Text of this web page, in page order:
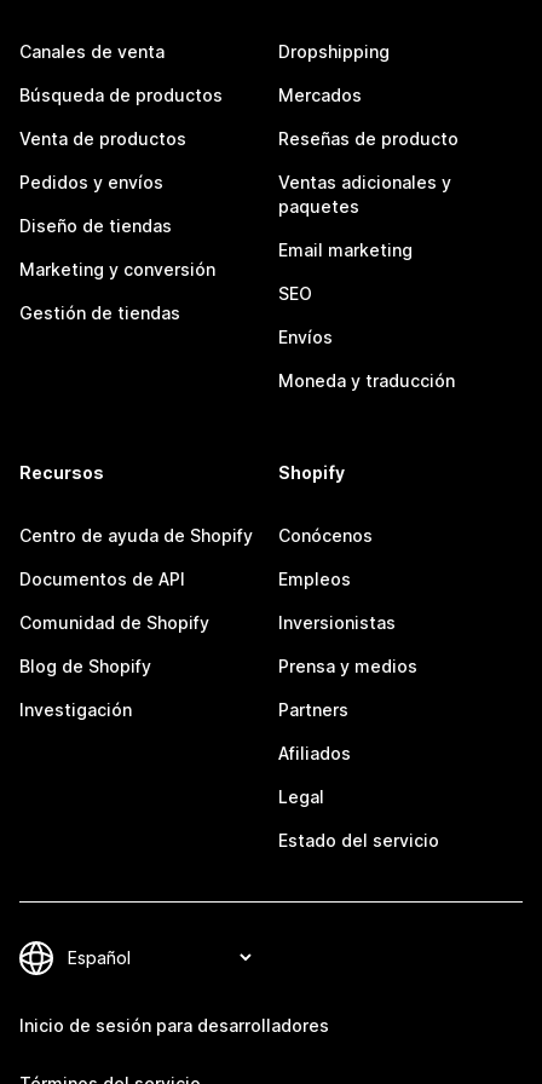
Canales de venta
Búsqueda de productos
Venta de productos
Pedidos y envíos
Diseño de tiendas
Marketing y conversión
Gestión de tiendas
Dropshipping
Mercados
Reseñas de producto
Ventas adicionales y
paquetes
Email marketing
SEO
Envíos
Moneda y traducción
Recursos
Centro de ayuda de Shopify
Documentos de API
Comunidad de Shopify
Blog de Shopify
Investigación
Shopify
Conócenos
Empleos
Inversionistas
Prensa y medios
Partners
Afiliados
Legal
Estado del servicio
Inicio de sesión para desarrolladores